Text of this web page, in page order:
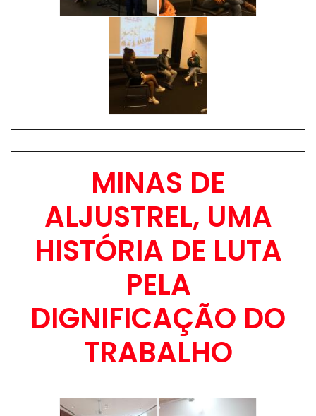
Image
MINAS DE
ALJUSTREL, UMA
HISTÓRIA DE LUTA
PELA
DIGNIFICAÇÃO DO
TRABALHO
Image Image